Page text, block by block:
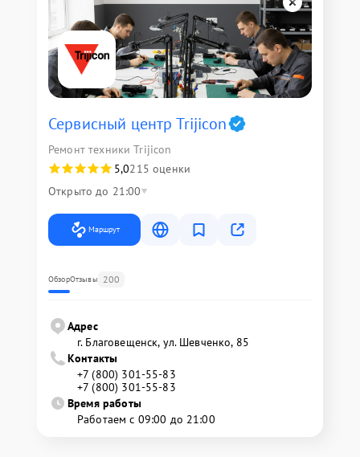
Сервисный центр Trijicon
Ремонт техники Trijicon
5,0215 оценки
Открыто до 21:00
Маршрут
ОбзорОтзывы 200
Адрес
г. Благовещенск, ул. Шевченко, 85
Контакты
+7 (800) 301-55-83
+7 (800) 301-55-83
Время работы
Работаем с 09:00 до 21:00